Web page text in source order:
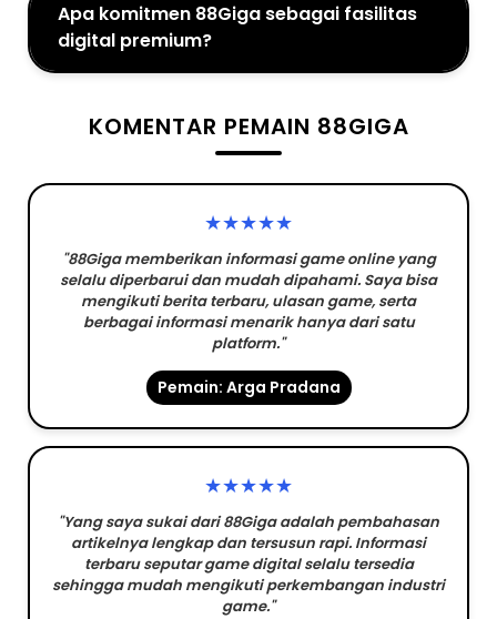
Apa komitmen 88Giga sebagai fasilitas
digital premium?
KOMENTAR PEMAIN 88GIGA
★★★★★
"88Giga memberikan informasi game online yang
selalu diperbarui dan mudah dipahami. Saya bisa
mengikuti berita terbaru, ulasan game, serta
berbagai informasi menarik hanya dari satu
platform."
Pemain: Arga Pradana
★★★★★
"Yang saya sukai dari 88Giga adalah pembahasan
artikelnya lengkap dan tersusun rapi. Informasi
terbaru seputar game digital selalu tersedia
sehingga mudah mengikuti perkembangan industri
game."